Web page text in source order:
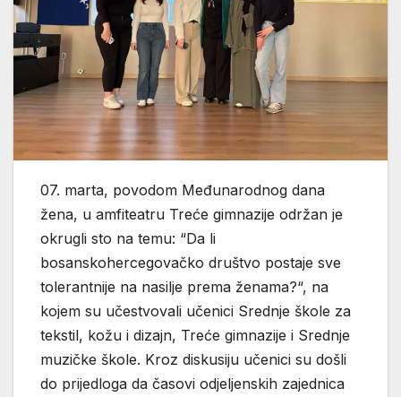
07. marta, povodom Međunarodnog dana
žena, u amfiteatru Treće gimnazije održan je
okrugli sto na temu: “Da li
bosanskohercegovačko društvo postaje sve
tolerantnije na nasilje prema ženama?“, na
kojem su učestvovali učenici Srednje škole za
tekstil, kožu i dizajn, Treće gimnazije i Srednje
muzičke škole. Kroz diskusiju učenici su došli
do prijedloga da časovi odjeljenskih zajednica